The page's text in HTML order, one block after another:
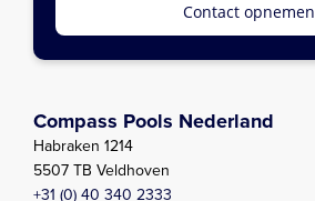
Contact opnemen
Compass Pools Nederland
Habraken 1214
5507 TB Veldhoven
+31 (0) 40 340 2333